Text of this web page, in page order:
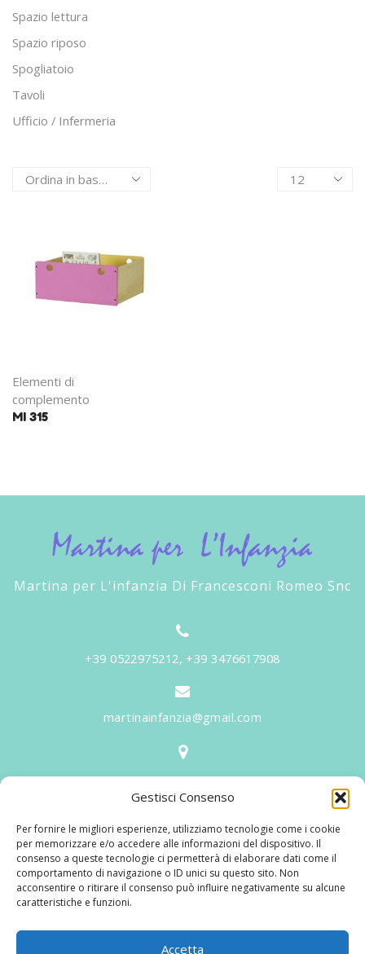
Gestisci Consenso
Per fornire le migliori esperienze, utilizziamo tecnologie come i cookie
per memorizzare e/o accedere alle informazioni del dispositivo. Il
consenso a queste tecnologie ci permetterà di elaborare dati come il
comportamento di navigazione o ID unici su questo sito. Non
acconsentire o ritirare il consenso può influire negativamente su alcune
caratteristiche e funzioni.
Accetta
Products
Elementi di
complemento
MI 315
Spazio lettura
Spazio riposo
Spogliatoio
Tavoli
Ufficio / Infermeria
Martina per L'infanzia Di Francesconi Romeo Snc
+39 0522975212, +39 3476617908
martinainfanzia@gmail.com
V.le Tiziano, 20 - 42046 Reggiolo
Martina per l'Infanzia, un nome ed un progetto che
nasce prima di tutto da una provata esperienza
maturata sul campo dal suo fondatore in 25 anni di
lavoro. La didattica rivolta al bambino nei suoi primi
aggiornandone continuamente i progetti educativi.